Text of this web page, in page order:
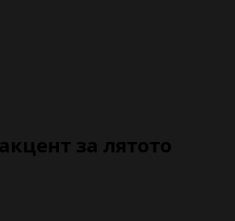
за лятото